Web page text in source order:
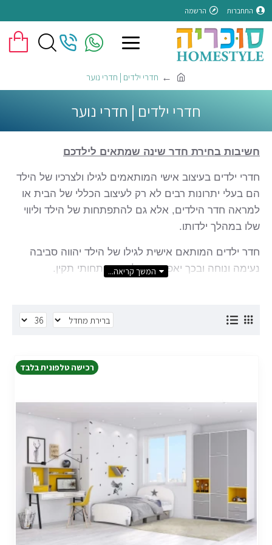
התחברות הרשמה
חדרי ילדים | חדרי נוער
חדרי ילדים | חדרי נוער
חשיבות בחירת חדר שינה שמתאים לילדכם
חדרי ילדים בעיצוב אישי המותאמים לגילו ולצרכיו של הילד
הם בעלי יתרונות רבים לא רק לעיצוב הכללי של הבית או
למראה חדר הילדים, אלא גם להתפתחות של הילד וליווי
שלו במהלך ילדותו.
חדר ילדים המותאם אישית לגילו של הילד יהווה סביבה
נעימה ונוחה ובכך יאפשר מהלך התפתחותי תקין.
מותאמים לסגנונות של הילדים והנערים מבחינת גודל,
צבע וכו'...
אנחנו מציעים לכם אופציות לעיצוב חדרי ילדים לבנים
בהתאמה אישית של כל רהיט ובכל סגנון אם בצבע, מידות
והמראה, זאת בשילוב עזרה של איש מקצוע המתמחה
חדר ילדים מעוצב כולל מגוון רחב של אפשרויות המתאימות
הן למינו של הילד והן לגיל שלו ויכולים להיות מושפעים
מעיצובים אופנתיים או מעיצובים קלסיים ומאלמנטים
המשולבים בעיצוב חדרי ילדים כגון:
מיטת ילדים
נוחה לחדר
בהתאם לגילו של הילד וסגנון העיצוב הכללי, שילוב של
רכישה טלפונית בלבד